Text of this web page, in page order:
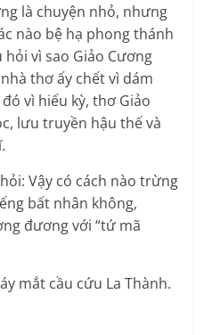
là chuyện nhỏ, nhưng
nào bệ hạ phong thánh
vì sao Giảo Cương
thơ ấy chết vì dám
vì hiếu kỳ, thơ Giảo
lưu truyền hậu thế và
Vậy có cách nào trừng
bất nhân không,
đương với “tứ mã
mắt cầu cứu La Thành.